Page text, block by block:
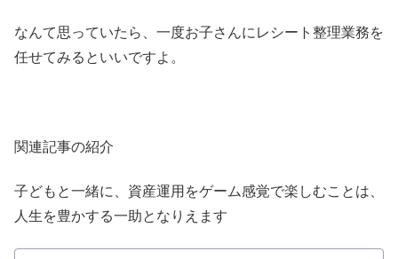
なんて思っていたら、一度お子さんにレシート整理業務を
任せてみるといいですよ。
関連記事の紹介
子どもと一緒に、資産運用をゲーム感覚で楽しむことは、
人生を豊かする一助となりえます